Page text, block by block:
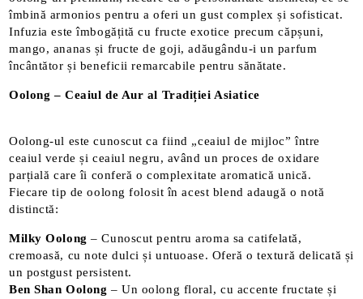
îmbină armonios pentru a oferi un gust complex și sofisticat.
Infuzia este îmbogățită cu fructe exotice precum căpșuni,
mango, ananas și fructe de goji, adăugându-i un parfum
încântător și beneficii remarcabile pentru sănătate.
Oolong – Ceaiul de Aur al Tradiției Asiatice
Oolong-ul este cunoscut ca fiind „ceaiul de mijloc” între
ceaiul verde și ceaiul negru, având un proces de oxidare
parțială care îi conferă o complexitate aromatică unică.
Fiecare tip de oolong folosit în acest blend adaugă o notă
distinctă:
Milky Oolong – Cunoscut pentru aroma sa catifelată,
cremoasă, cu note dulci și untuoase. Oferă o textură delicată și
un postgust persistent.
Ben Shan Oolong – Un oolong floral, cu accente fructate și